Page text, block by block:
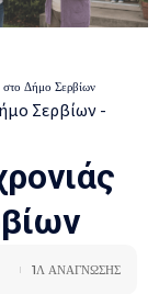
Δήμο Σερβίων
1Λ ΑΝΑΓΝΩΣΗΣ